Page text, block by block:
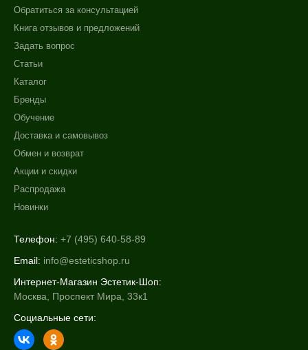
Обратиться за консультацией
Книга отзывов и предложений
Задать вопрос
Статьи
Каталог
Бренды
Обучение
Доставка и самовывоз
Обмен и возврат
Акции и скидки
Распродажа
Новинки
Телефон: +7 (495) 640-58-89
Email: info@esteticshop.ru
Интернет-Магазин Эстетик-Шоп:
Москва, Проспект Мира, 33к1
Социальные сети: